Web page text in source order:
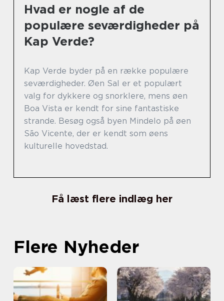
Hvad er nogle af de
populære seværdigheder på
Kap Verde?
Kap Verde byder på en række populære
seværdigheder. Øen Sal er et populært
valg for dykkere og snorklere, mens øen
Boa Vista er kendt for sine fantastiske
strande. Besøg også byen Mindelo på øen
São Vicente, der er kendt som øens
kulturelle hovedstad.
Få læst flere indlæg her
Flere Nyheder